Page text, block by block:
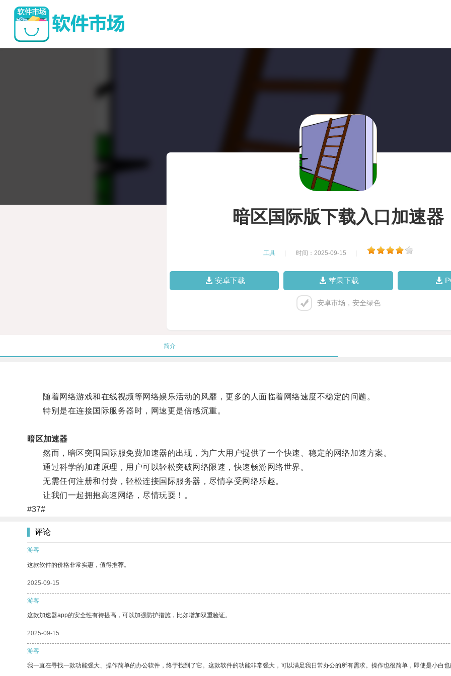
暗区国际版下载入口加速器
工具 时间：2025-09-15
安卓下载 苹果下载
安卓市场，安全绿色
简介
随着网络游戏和在线视频等网络娱乐活动的风靡，更多的人面临着网络速度不稳定的问题。
特别是在连接国际服务器时，网速更是倍感沉重。
暗区加速器
然而，暗区突围国际服免费加速器的出现，为广大用户提供了一个快速、稳定的网络加速方案。
通过科学的加速原理，用户可以轻松突破网络限速，快速畅游网络世界。
无需任何注册和付费，轻松连接国际服务器，尽情享受网络乐趣。
让我们一起拥抱高速网络，尽情玩耍！。
#37#
评论
游客
这款软件的价格非常实惠，值得推荐。
2025-09-15
游客
这款加速器app的安全性有待提高，可以加强防护措施，比如增加双重验证。
2025-09-15
游客
我一直在寻找一款功能强大、操作简单的办公软件，终于找到了它。这款软件的功能非常强大，可以满足我日常办公的所有需求。操作也很简单，即使是小白也